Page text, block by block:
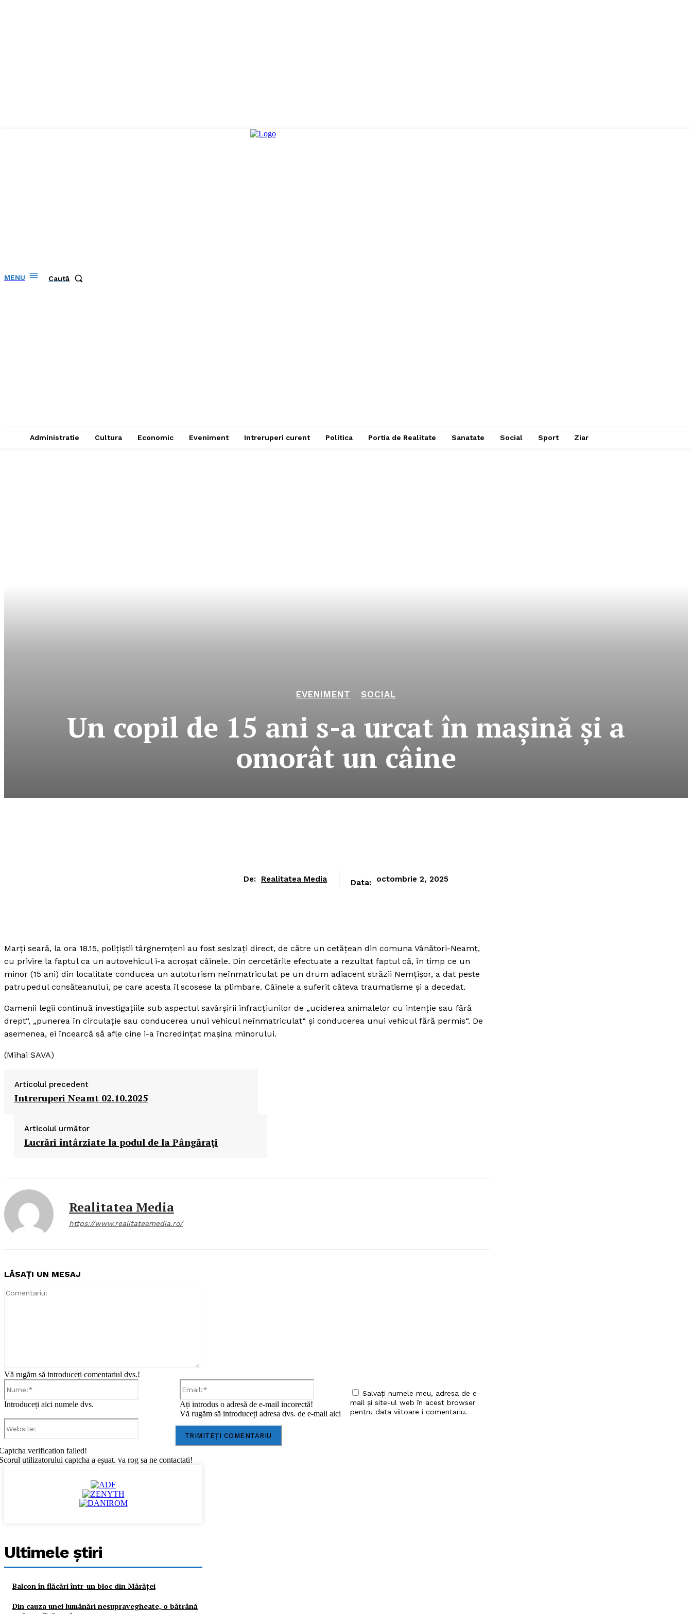
MENU Caută
Administratie Cultura Economic Eveniment Intreruperi curent Politica Portia de Realitate Sanatate Social Sport Ziar
EVENIMENT SOCIAL
Un copil de 15 ani s-a urcat în maşină şi a
omorât un câine
De: Realitatea Media Data: octombrie 2, 2025
Marţi seară, la ora 18.15, poliţiştii târgnemţeni au fost sesizaţi direct, de către un cetăţean din comuna Vânători-Neamţ,
cu privire la faptul ca un autovehicul i-a acroşat câinele. Din cercetările efectuate a rezultat faptul că, în timp ce un
minor (15 ani) din localitate conducea un autoturism neînmatriculat pe un drum adiacent străzii Nemţişor, a dat peste
patrupedul consăteanului, pe care acesta îl scosese la plimbare. Câinele a suferit câteva traumatisme şi a decedat.
Oamenii legii continuă investigaţiile sub aspectul savârşirii infracţiunilor de „uciderea animalelor cu intenţie sau fără
drept“, „punerea în circulaţie sau conducerea unui vehicul neînmatriculat“ şi conducerea unui vehicul fără permis“. De
asemenea, ei încearcă să afle cine i-a încredinţat maşina minorului.
(Mihai SAVA)
Articolul precedent
Intreruperi Neamt 02.10.2025
Articolul următor
Lucrări întârziate la podul de la Pângăraţi
Realitatea Media
https://www.realitateamedia.ro/
LĂSAȚI UN MESAJ
Vă rugăm să introduceți comentariul dvs.!
Introduceți aici numele dvs.
Email:*
Ați introdus o adresă de e-mail incorectă!
Vă rugăm să introduceți adresa dvs. de e-mail aici
Salvați numele meu, adresa de e-
mail și site-ul web în acest browser
pentru data viitoare i comentariu.
verification failed!
utilizatorului captcha a eșuat. va rog sa ne contactati!
Ultimele ştiri
Balcon în flăcări într-un bloc din Mărăţei
Din cauza unei lumânări nesupravegheate, o bătrână